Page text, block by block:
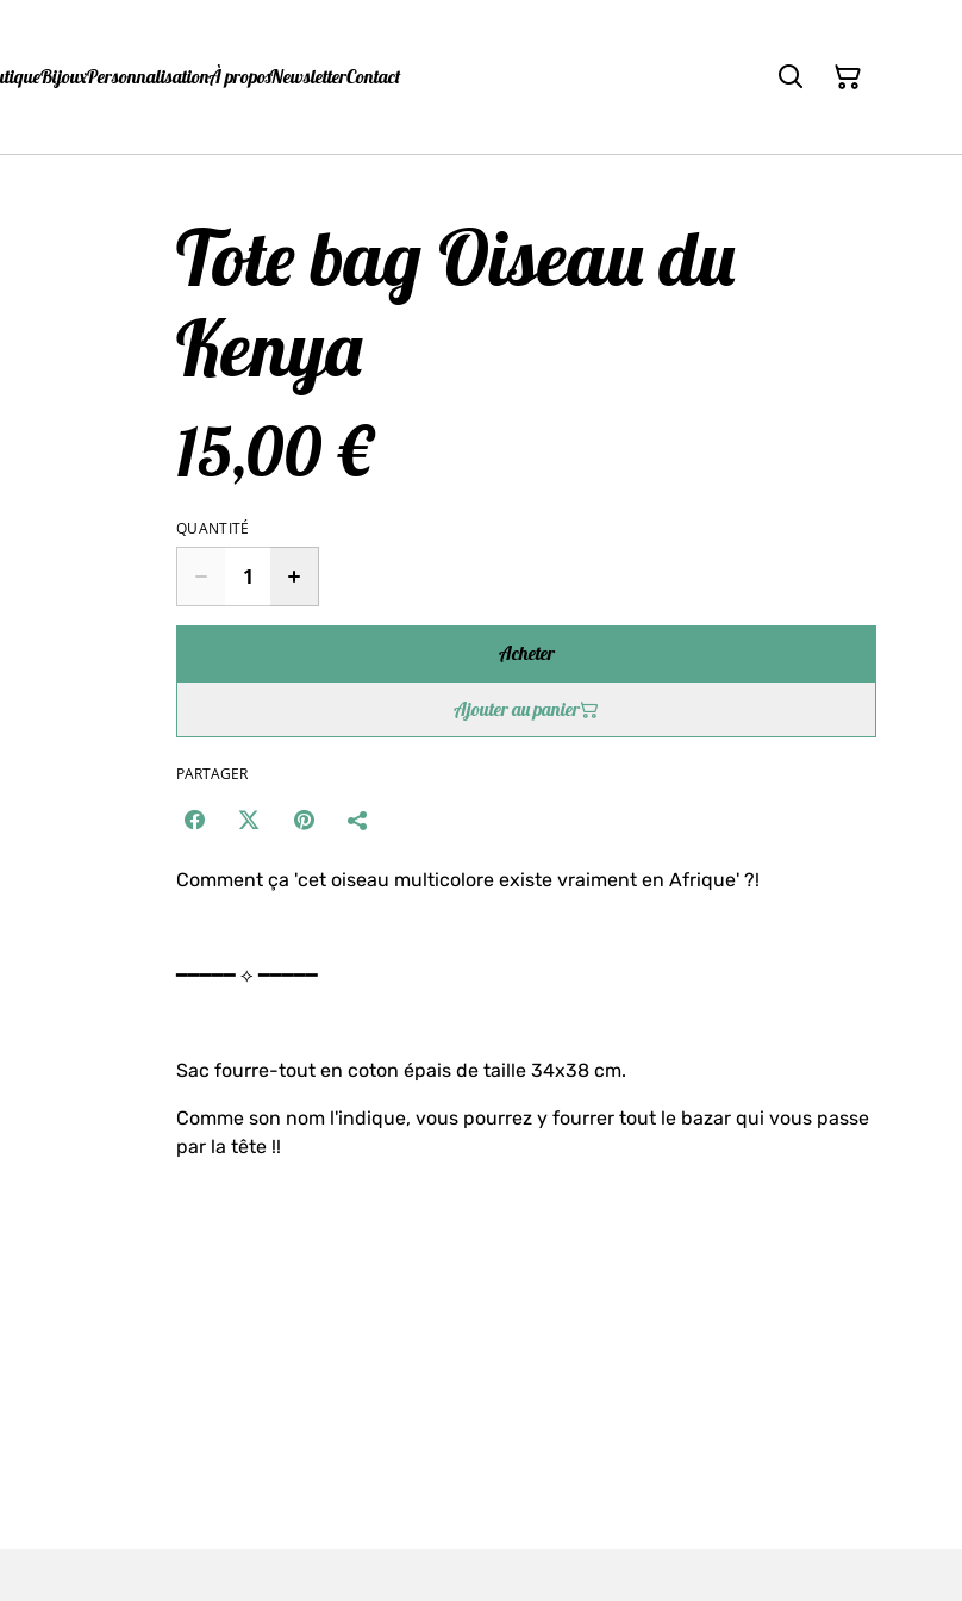
BijouxPersonnalisationÀ proposNewsletterContact
Tote bag Oiseau du
Kenya
15,00 €
QUANTITÉ
Acheter
Ajouter au panier
PARTAGER
Comment ça 'cet oiseau multicolore existe vraiment en Afrique' ?!
━━━━━ ⟡ ━━━━━
Sac fourre-tout en coton épais de taille 34x38 cm.
Comme son nom l'indique, vous pourrez y fourrer tout le bazar qui vous passe
par la tête !!